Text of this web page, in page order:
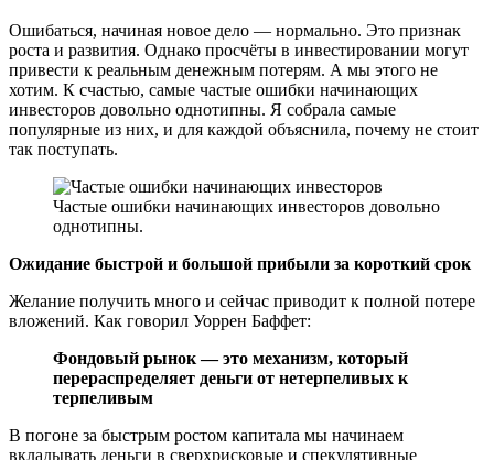
Ошибаться, начиная новое дело — нормально. Это признак
роста и развития. Однако просчёты в инвестировании могут
привести к реальным денежным потерям. А мы этого не
хотим. К счастью, самые частые ошибки начинающих
инвесторов довольно однотипны. Я собрала самые
популярные из них, и для каждой объяснила, почему не стоит
так поступать.
Частые ошибки начинающих инвесторов довольно
однотипны.
Ожидание быстрой и большой прибыли за короткий срок
Желание получить много и сейчас приводит к полной потере
вложений. Как говорил Уоррен Баффет:
Фондовый рынок — это механизм, который
перераспределяет деньги от нетерпеливых к
терпеливым
В погоне за быстрым ростом капитала мы начинаем
вкладывать деньги в сверхрисковые и спекулятивные